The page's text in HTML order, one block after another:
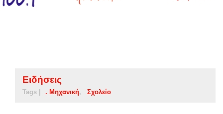
Ειδήσεις
Tags | . Μηχανική Σχολείο